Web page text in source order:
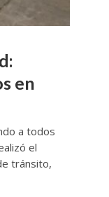
en
a todos
el
tránsito,